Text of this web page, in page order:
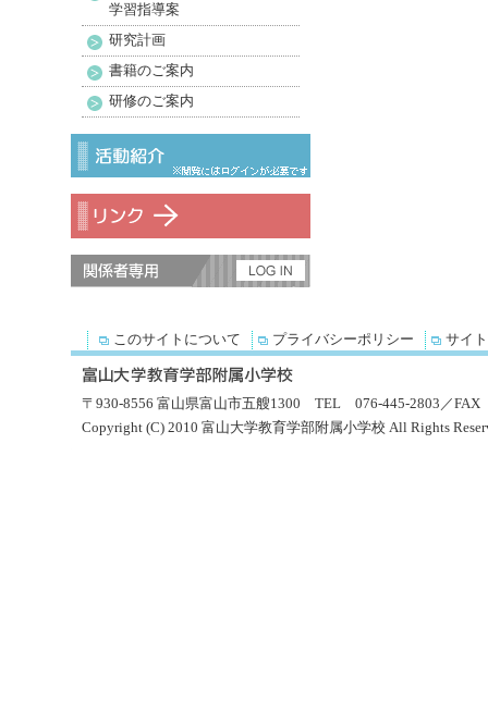
学習指導案
研究計画
書籍のご案内
研修のご案内
このサイトについて プライバシーポリシー サイ
〒930-8556 富山県富山市五艘1300 TEL 076-445-2803／
Copyright (C) 2010 富山大学教育学部附属小学校 All Rights